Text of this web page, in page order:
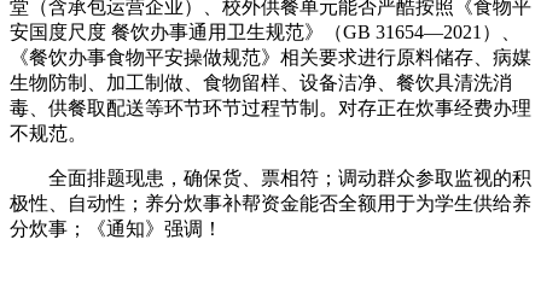
堂（含承包运营企业）、校外供餐单元能否严酷按照《食物平
安国度尺度 餐饮办事通用卫生规范》（GB 31654—2021）、
《餐饮办事食物平安操做规范》相关要求进行原料储存、病媒
生物防制、加工制做、食物留样、设备洁净、餐饮具清洗消
毒、供餐取配送等环节环节过程节制。对存正在炊事经费办理
不规范。
全面排题现患，确保货、票相符；调动群众参取监视的积
极性、自动性；养分炊事补帮资金能否全额用于为学生供给养
分炊事；《通知》强调！